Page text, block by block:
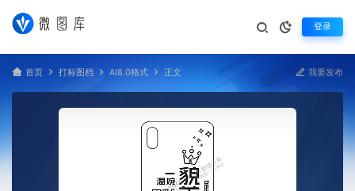
登录
首页 打标图档 AI8.0格式 正文 我要发布